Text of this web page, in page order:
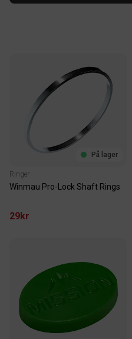
På lager
Ringer
Winmau Pro-Lock Shaft Rings
29kr